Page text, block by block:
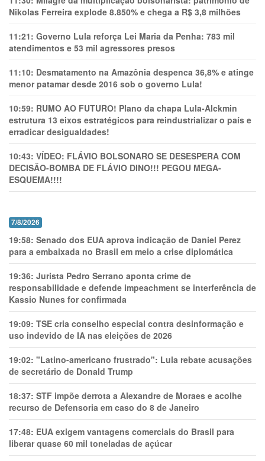
Nikolas Ferreira explode 8.850% e chega a R$ 3,8 milhões
11:21: Governo Lula reforça Lei Maria da Penha: 783 mil
atendimentos e 53 mil agressores presos
11:10: Desmatamento na Amazônia despenca 36,8% e atinge
menor patamar desde 2016 sob o governo Lula!
10:59: RUMO AO FUTURO! Plano da chapa Lula-Alckmin
estrutura 13 eixos estratégicos para reindustrializar o país e
erradicar desigualdades!
10:43: VÍDEO: FLÁVIO BOLSONARO SE DESESPERA COM
DECISÃO-BOMBA DE FLÁVIO DINO!!! PEGOU MEGA-
ESQUEMA!!!!
7/8/2026
19:58: Senado dos EUA aprova indicação de Daniel Perez
para a embaixada no Brasil em meio a crise diplomática
19:36: Jurista Pedro Serrano aponta crime de
responsabilidade e defende impeachment se interferência de
Kassio Nunes for confirmada
19:09: TSE cria conselho especial contra desinformação e
uso indevido de IA nas eleições de 2026
19:02: "Latino-americano frustrado": Lula rebate acusações
de secretário de Donald Trump
18:37: STF impõe derrota a Alexandre de Moraes e acolhe
recurso de Defensoria em caso do 8 de Janeiro
17:48: EUA exigem vantagens comerciais do Brasil para
liberar quase 60 mil toneladas de açúcar